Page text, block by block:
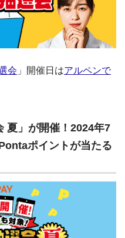
会 」開催日はアルペンで
夏」が開催！2024年7
ポイントが当たる